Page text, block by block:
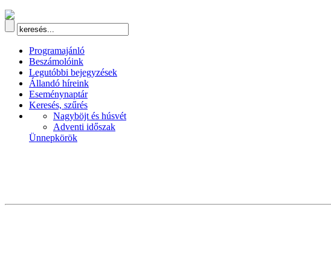
Programajánló
Beszámolóink
Legutóbbi bejegyzések
Állandó híreink
Eseménynaptár
Keresés, szűrés
Nagyböjt és húsvét
Adventi időszak
Ünnepkörök